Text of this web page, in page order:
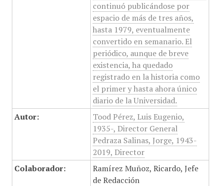
continuó publicándose por
espacio de más de tres años,
hasta 1979, eventualmente
convertido en semanario. El
periódico, aunque de breve
existencia, ha quedado
registrado en la historia como
el primer y hasta ahora único
diario de la Universidad.
Autor:
Tood Pérez, Luis Eugenio,
1935-, Director General
Pedraza Salinas, Jorge, 1943-
2019, Director
Colaborador:
Ramírez Muñoz, Ricardo, Jefe
de Redacción